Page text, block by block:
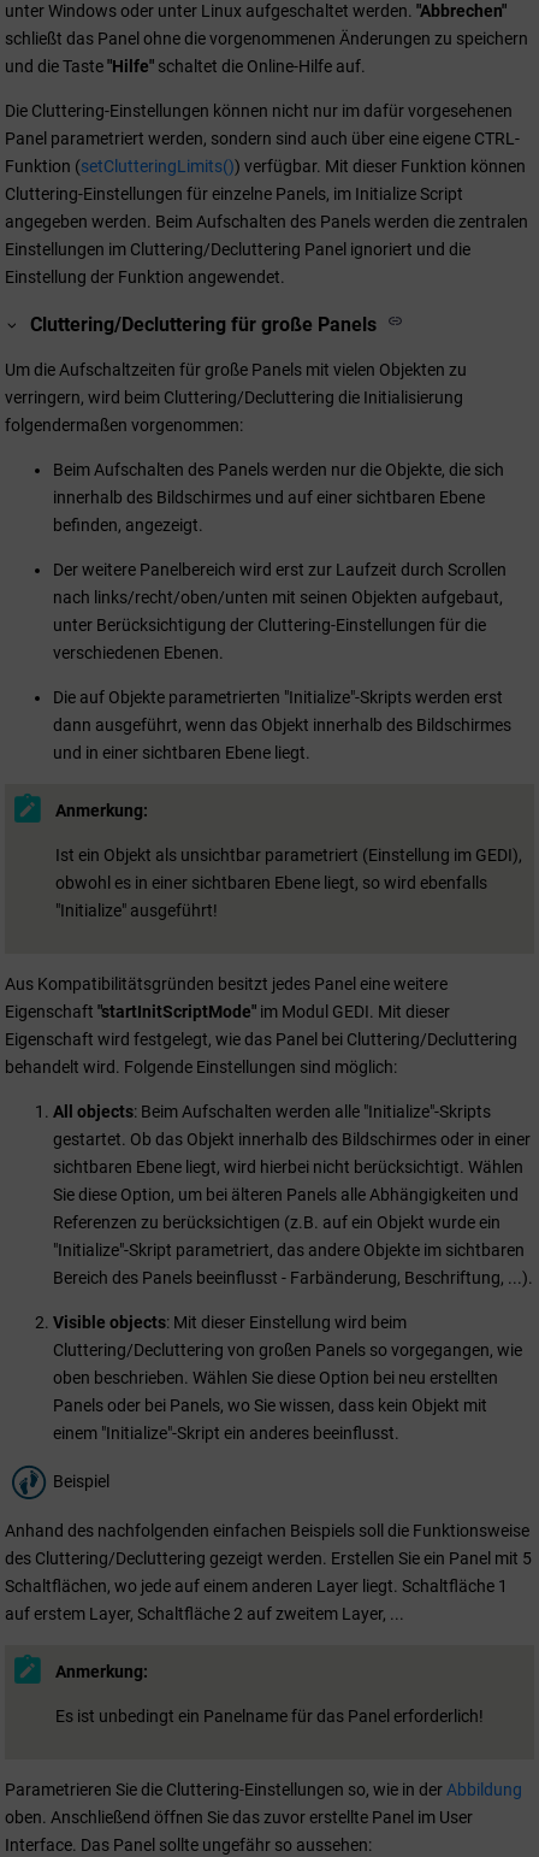
unter Windows oder unter Linux aufgeschaltet werden. "Abbrechen"
schließt das Panel ohne die vorgenommenen Änderungen zu speichern
und die Taste"Hilfe" schaltet die Online-Hilfe auf.
Die Cluttering-Einstellungen können nicht nur im dafür vorgesehenen
Panel parametriert werden, sondern sind auch über eine eigene CTRL-
Funktion (setClutteringLimits()) verfügbar. Mit dieser Funktion können
Cluttering-Einstellungen für einzelne Panels, im Initialize Script
angegeben werden. Beim Aufschalten des Panels werden die zentralen
Einstellungen im Cluttering/Decluttering Panel ignoriert und die
Einstellung der Funktion angewendet.
Cluttering/Decluttering für große Panels
Um die Aufschaltzeiten für große Panels mit vielen Objekten zu
verringern, wird beim Cluttering/Decluttering die Initialisierung
folgendermaßen vorgenommen:
Beim Aufschalten des Panels werden nur die Objekte, die sich
innerhalb des Bildschirmes und auf einer sichtbaren Ebene
befinden, angezeigt.
Der weitere Panelbereich wird erst zur Laufzeit durch Scrollen
nach links/recht/oben/unten mit seinen Objekten aufgebaut,
unter Berücksichtigung der Cluttering-Einstellungen für die
verschiedenen Ebenen.
Die auf Objekte parametrierten "Initialize"-Skripts werden erst
dann ausgeführt, wenn das Objekt innerhalb des Bildschirmes
und in einer sichtbaren Ebene liegt.
Anmerkung:
Ist ein Objekt als unsichtbar parametriert (Einstellung im GEDI),
obwohl es in einer sichtbaren Ebene liegt, so wird ebenfalls
"Initialize" ausgeführt!
Aus Kompatibilitätsgründen besitzt jedes Panel eine weitere
Eigenschaft "startInitScriptMode" im Modul GEDI. Mit dieser
Eigenschaft wird festgelegt, wie das Panel bei Cluttering/Decluttering
behandelt wird. Folgende Einstellungen sind möglich:
All objects: Beim Aufschalten werden alle "Initialize"-Skripts
gestartet. Ob das Objekt innerhalb des Bildschirmes oder in einer
sichtbaren Ebene liegt, wird hierbei nicht berücksichtigt. Wählen
Sie diese Option, um bei älteren Panels alle Abhängigkeiten und
Referenzen zu berücksichtigen (z.B. auf ein Objekt wurde ein
"Initialize"-Skript parametriert, das andere Objekte im sichtbaren
Bereich des Panels beeinflusst - Farbänderung, Beschriftung, ...).
Visible objects: Mit dieser Einstellung wird beim
Cluttering/Decluttering von großen Panels so vorgegangen, wie
oben beschrieben. Wählen Sie diese Option bei neu erstellten
Panels oder bei Panels, wo Sie wissen, dass kein Objekt mit
einem "Initialize"-Skript ein anderes beeinflusst.
Beispiel
Anhand des nachfolgenden einfachen Beispiels soll die Funktionsweise
des Cluttering/Decluttering gezeigt werden. Erstellen Sie ein Panel mit 5
Schaltflächen, wo jede auf einem anderen Layer liegt. Schaltfläche 1
auf erstem Layer, Schaltfläche 2 auf zweitem Layer, ...
Anmerkung:
Es ist unbedingt ein Panelname für das Panel erforderlich!
Parametrieren Sie die Cluttering-Einstellungen so, wie in derAbbildung
oben. Anschließend öffnen Sie das zuvor erstellte Panel im User
Interface. Das Panel sollte ungefähr so aussehen: